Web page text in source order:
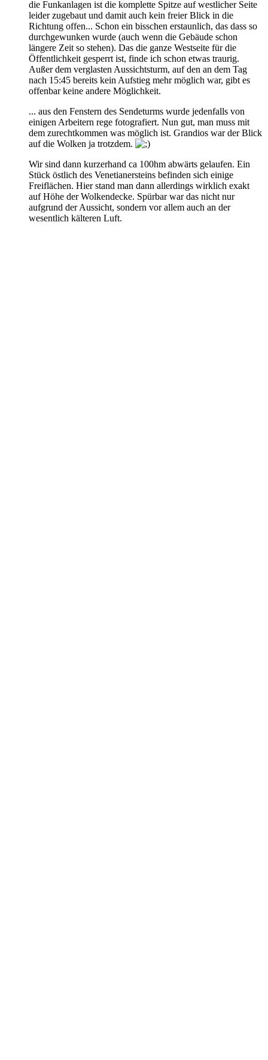
die Funkanlagen ist die komplette Spitze auf westlicher Seite
leider zugebaut und damit auch kein freier Blick in die
Richtung offen... Schon ein bisschen erstaunlich, das dass so
durchgewunken wurde (auch wenn die Gebäude schon
längere Zeit so stehen). Das die ganze Westseite für die
Öffentlichkeit gesperrt ist, finde ich schon etwas traurig.
Außer dem verglasten Aussichtsturm, auf den an dem Tag
nach 15:45 bereits kein Aufstieg mehr möglich war, gibt es
offenbar keine andere Möglichkeit.
... aus den Fenstern des Sendeturms wurde jedenfalls von
einigen Arbeitern rege fotografiert. Nun gut, man muss mit
dem zurechtkommen was möglich ist. Grandios war der Blick
auf die Wolken ja trotzdem.
Wir sind dann kurzerhand ca 100hm abwärts gelaufen. Ein
Stück östlich des Venetianersteins befinden sich einige
Freiflächen. Hier stand man dann allerdings wirklich exakt
auf Höhe der Wolkendecke. Spürbar war das nicht nur
aufgrund der Aussicht, sondern vor allem auch an der
wesentlich kälteren Luft.